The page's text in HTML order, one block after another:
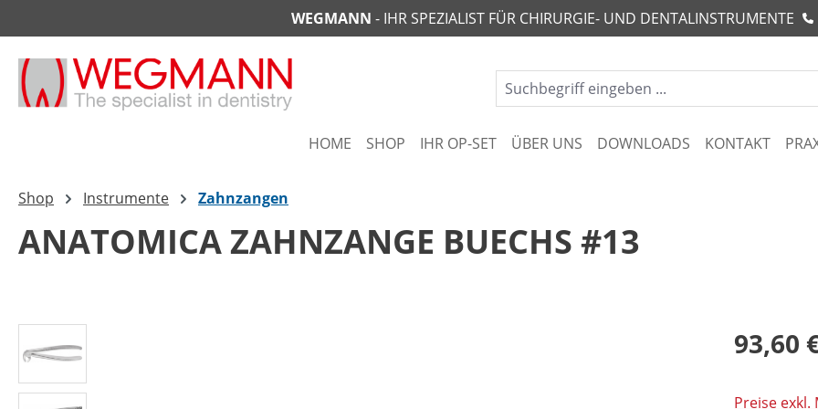
Zur Hauptnavigation springenWEGMANN - IHR SPEZIALIST FÜR CHIRURGIE- UND DENTALINSTRUMENTE
HOME SHOP IHR OP-SET ÜBER UNS DOWNLOADS KONTAKT
Shop Instrumente Zahnzangen
ANATOMICA ZAHNZANGE BUECHS #13
93,60
Preise exkl.